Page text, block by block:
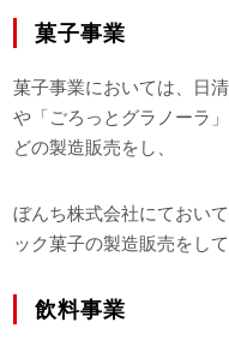
菓子事業
菓子事業においては、日
や「ごろっとグラノーラ
どの製造販売をし、
ぼんち株式会社にておい
ック菓子の製造販売をして
飲料事業